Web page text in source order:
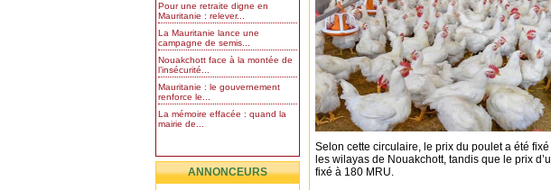
Pour une retraite digne en
Mauritanie : relever...
La Mauritanie lance une
campagne de semis...
Nouakchott face à la montée de
l’insécurité...
Mauritanie : le gouvernement
renforce le...
La mémoire effacée : quand la
mairie de...
ANNONCEURS
Selon cette circulaire, le prix du poulet a été
les wilayas de Nouakchott, tandis que le prix
fixé à 180 MRU.